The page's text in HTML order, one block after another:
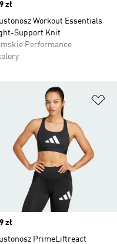
zł
Workout Essentials
Support Knit
Performance
do listy życzeń
zł
PrimeLiftreact